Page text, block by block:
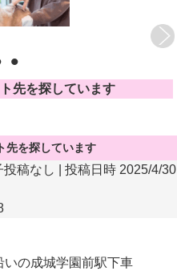
•
先を探しています
先を探しています
投稿なし | 投稿日時 2025/4/30
の成城学園前駅下車